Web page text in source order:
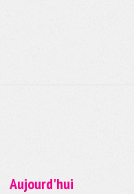
Aujourd'hui